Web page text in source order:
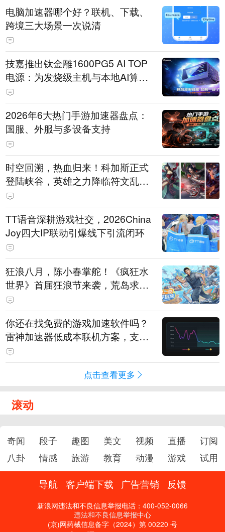
电脑加速器哪个好？联机、下载、
跨境三大场景一次说清
技嘉推出钛金雕1600PG5 AI TOP
电源：为发烧级主机与本地AI算力
打造旗舰供电方案
2026年6大热门手游加速器盘点：
国服、外服与多设备支持
时空回溯，热血归来！科加斯正式
登陆峡谷，英雄之力降临符文乱
斗！
TT语音深耕游戏社交，2026China
Joy四大IP联动引爆线下引流闭环
狂浪八月，陈小春掌舵！《疯狂水
世界》首届狂浪节来袭，荒岛求生
直播即将开启
你还在找免费的游戏加速软件吗？
雷神加速器低成本联机方案，支持
免费试用
点击查看更多
滚动
奇闻 段子 趣图 美文 视频 直播
订阅
八卦
情感 旅游 教育 动漫 游戏 试用
导航 客户端下载 广告营销 反馈
新浪网违法和不良信息举报电话：400-052-0066
违法和不良信息举报中心
(京)网药械信息备字（2024）第 00220 号